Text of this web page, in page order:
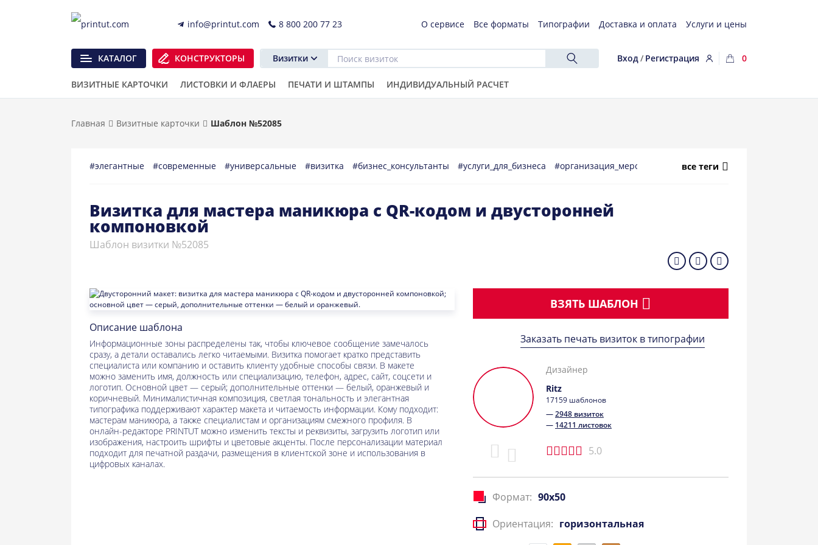
info@printut.com 8 800 200 77 23 О сервисе Все форматы Типографии Доставка и оплата Услуги и цены
КАТАЛОГ КОНСТРУКТОРЫ Визитки Вход/ Регистрация 0
ВИЗИТНЫЕ КАРТОЧКИ ЛИСТОВКИ И ФЛАЕРЫ ПЕЧАТИ И ШТАМПЫ ИНДИВИДУАЛЬНЫЙ РАСЧЕТ
Главная Визитные карточки Шаблон №52085
#элегантные #современные #универсальные #визитка #бизнес_консультанты #услуги_для_бизнеса #организация_мероприятий #маникюр_педикюр
все теги
Визитка для мастера маникюра с QR-кодом и двусторонней
компоновкой
Шаблон визитки №52085
Описание шаблона
Информационные зоны распределены так, чтобы ключевое сообщение замечалось
сразу, а детали оставались легко читаемыми. Визитка помогает кратко представить
специалиста или компанию и оставить клиенту удобные способы связи. В макете
можно заменить имя, должность или специализацию, телефон, адрес, сайт, соцсети и
логотип. Основной цвет — серый; дополнительные оттенки — белый, оранжевый и
коричневый. Минималистичная композиция, светлая тональность и элегантная
типографика поддерживают характер макета и читаемость информации. Кому подходит:
мастерам маникюра, а также специалистам и организациям смежного профиля. В
онлайн-редакторе PRINTUT можно изменить тексты и реквизиты, загрузить логотип или
изображения, настроить шрифты и цветовые акценты. После персонализации материал
подходит для печатной раздачи, размещения в клиентской зоне и использования в
цифровых каналах.
ВЗЯТЬ ШАБЛОН
Заказать печать визиток в типографии
Дизайнер
Ritz
17159 шаблонов
—2948 визиток
— 14211 листовок
5.0
Формат: 90x50
Ориентация: горизонтальная